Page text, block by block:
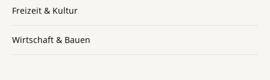
Freizeit & Kultur
Wirtschaft & Bauen